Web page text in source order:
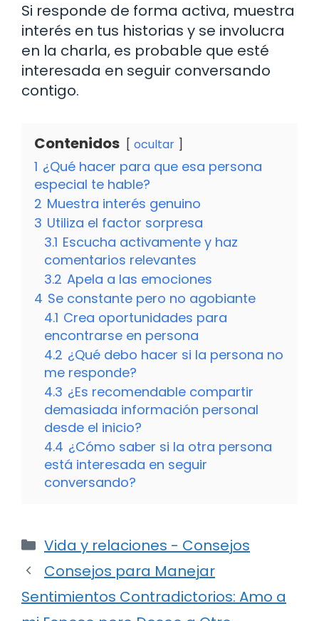
Si responde de forma activa, muestra
interés en tus historias y se involucra
en la charla, es probable que esté
interesada en seguir conversando
contigo.
Contenidos ocultar
1 ¿Qué hacer para que esa persona
especial te hable?
2 Muestra interés genuino
3 Utiliza el factor sorpresa
3.1 Escucha activamente y haz
comentarios relevantes
3.2 Apela a las emociones
4 Se constante pero no agobiante
4.1 Crea oportunidades para
encontrarse en persona
4.2 ¿Qué debo hacer si la persona no
me responde?
4.3 ¿Es recomendable compartir
demasiada información personal
desde el inicio?
4.4 ¿Cómo saber si la otra persona
está interesada en seguir
conversando?
Categorías
Vida y relaciones - Consejos
Consejos para Manejar
Sentimientos Contradictorios: Amo a